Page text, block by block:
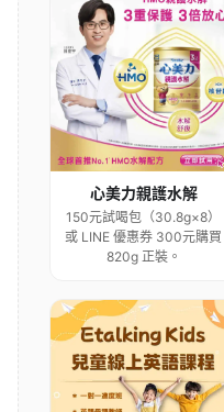
心美力親護水解
150元試喝包（30.8g×8）
或 LINE 優惠券 300元購買
820g 正裝。